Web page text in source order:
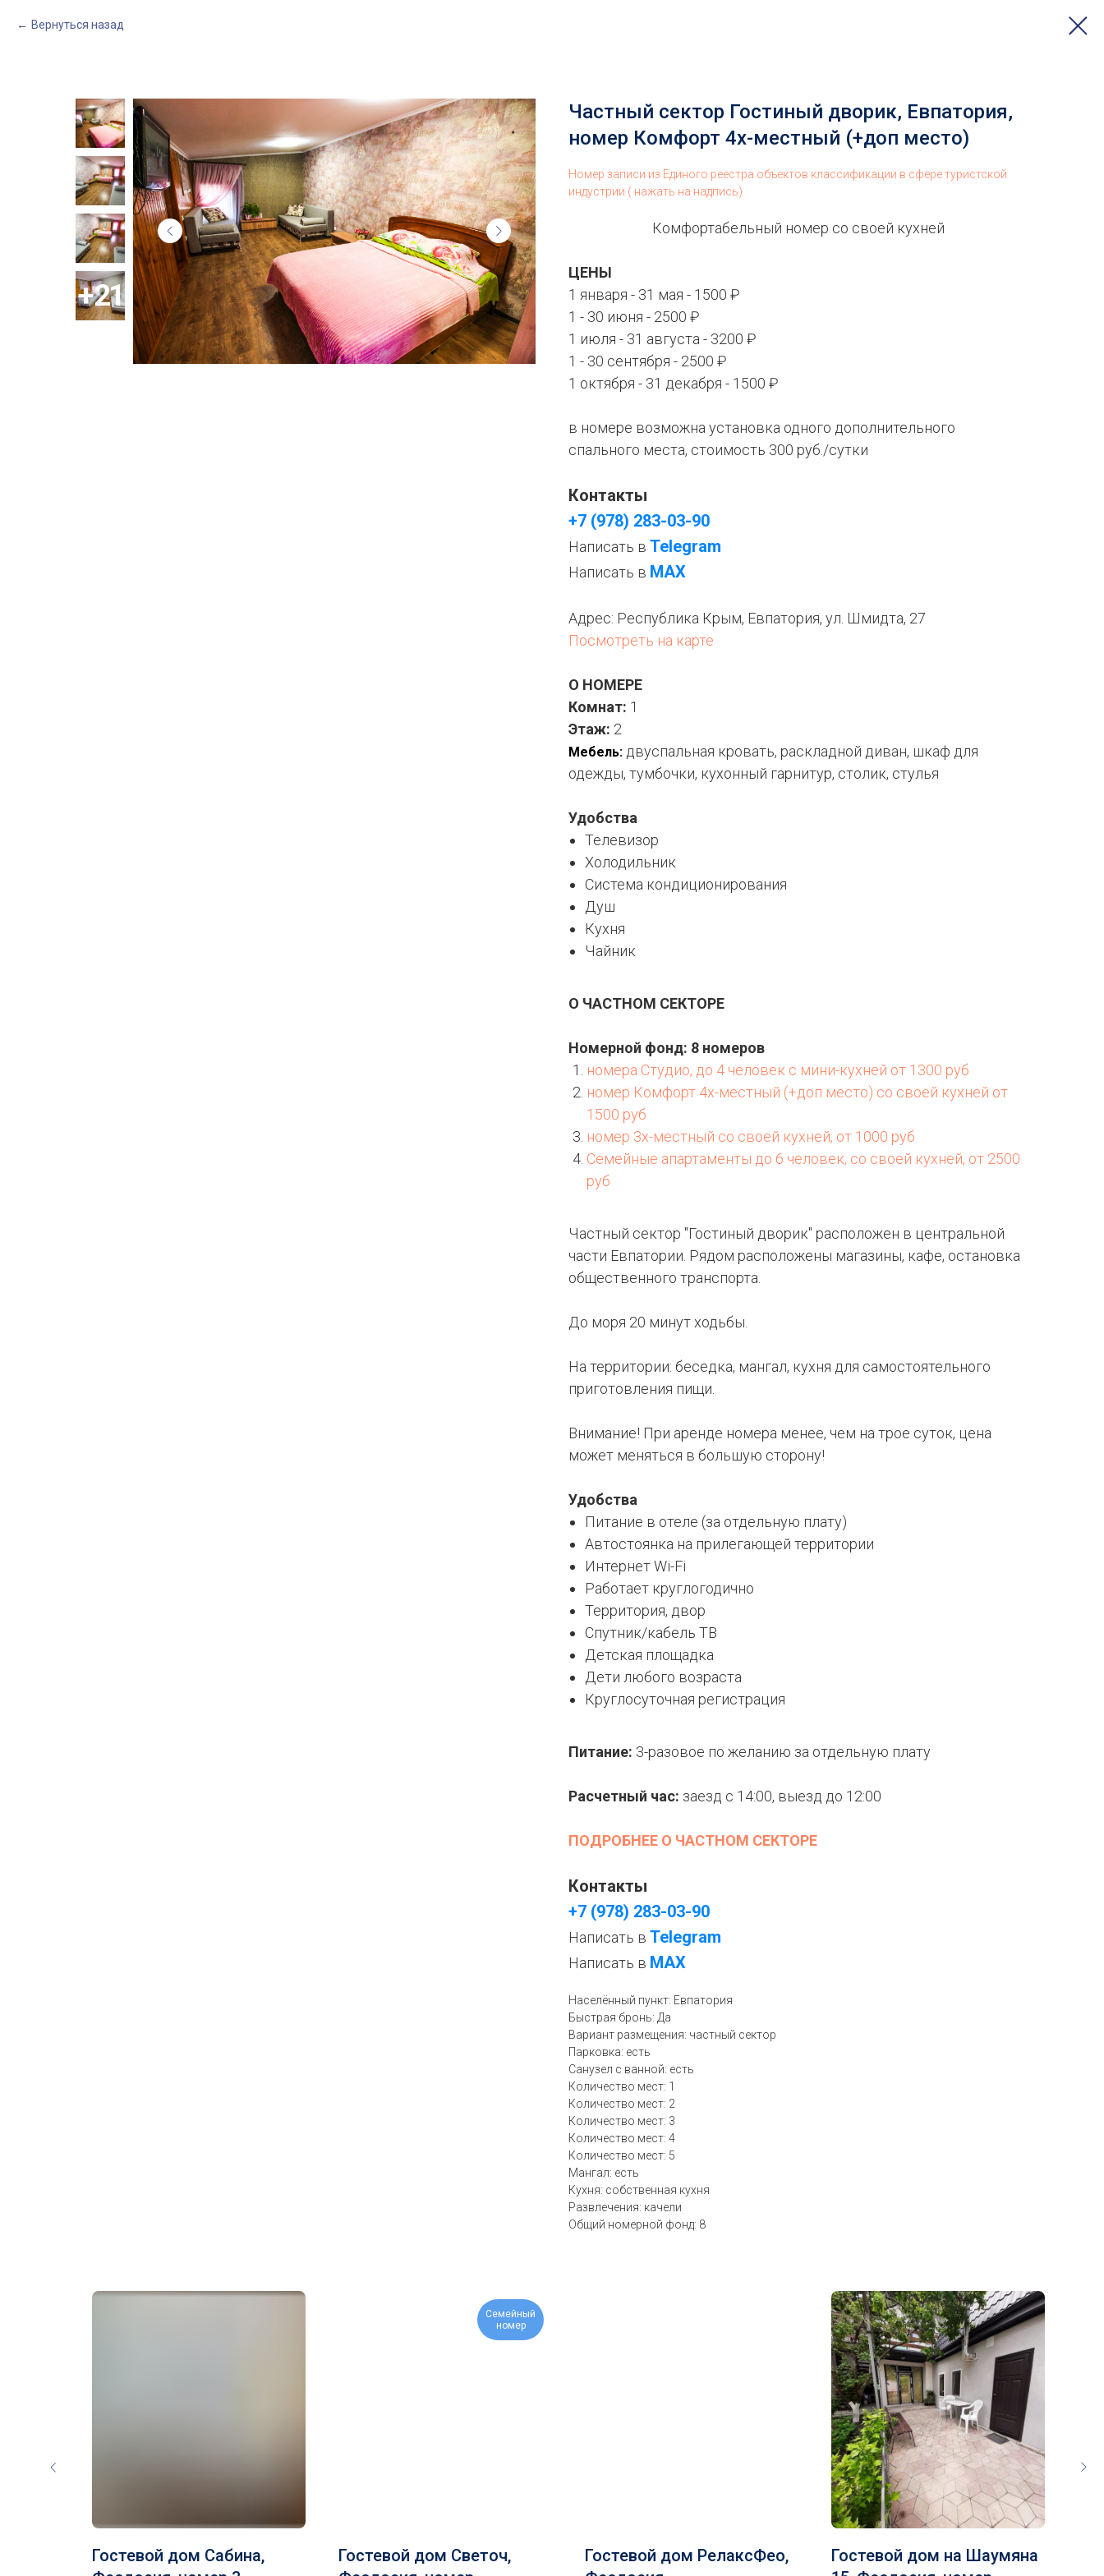
Вернуться назад
Частный сектор Гостиный дворик, Евпатория,
номер Комфорт 4х-местный (+доп место)
Номер записи из Единого реестра объектов классификации в сфере туристской
индустрии ( нажать на надпись)
Комфортабельный номер со своей кухней
ЦЕНЫ
1 января - 31 мая - 1500 ₽
1 - 30 июня - 2500 ₽
1 июля - 31 августа - 3200 ₽
1 - 30 сентября - 2500 ₽
1 октября - 31 декабря - 1500 ₽
в номере возможна установка одного дополнительного
спального места, стоимость 300 руб./сутки
Контакты
+7 (978) 283-03-90
Написать в Telegram
Написать в МАХ
Адрес: Республика Крым, Евпатория, ул. Шмидта, 27
Посмотреть на карте
О НОМЕРЕ
Комнат: 1
Этаж: 2
Мебель: двуспальная кровать, раскладной диван, шкаф для
одежды, тумбочки, кухонный гарнитур, столик, стулья
Удобства
Телевизор
Холодильник
Система кондиционирования
Душ
Кухня
Чайник
О ЧАСТНОМ СЕКТОРЕ
Номерной фонд: 8 номеров
номера Студио, до 4 человек с мини-кухней от 1300 руб
номер Комфорт 4х-местный (+доп место) со своей кухней от
1500 руб
номер 3х-местный со своей кухней, от 1000 руб
Семейные апартаменты до 6 человек, со своей кухней, от 2500
руб
Частный сектор "Гостиный дворик" расположен в центральной
части Евпатории. Рядом расположены магазины, кафе, остановка
общественного транспорта.
До моря 20 минут ходьбы.
На территории: беседка, мангал, кухня для самостоятельного
приготовления пищи.
Внимание! При аренде номера менее, чем на трое суток, цена
может меняться в большую сторону!
Удобства
Питание в отеле (за отдельную плату)
Автостоянка на прилегающей территории
Интернет Wi-Fi
Работает круглогодично
Территория, двор
Спутник/кабель ТВ
Детская площадка
Дети любого возраста
Круглосуточная регистрация
Питание: 3-разовое по желанию за отдельную плату
Расчетный час: заезд с 14:00, выезд до 12:00
ПОДРОБНЕЕ О ЧАСТНОМ СЕКТОРЕ
Контакты
+7 (978) 283-03-90
Написать в Telegram
Написать в МАХ
Населённый пункт: Евпатория
Быстрая бронь: Да
Вариант размещения: частный сектор
Парковка: есть
Санузел с ванной: есть
Количество мест: 1
Количество мест: 2
Количество мест: 3
Количество мест: 4
Количество мест: 5
Мангал: есть
Кухня: собственная кухня
Развлечения: качели
Общий номерной фонд: 8
Гостевой дом Сабина,
Семейный
номер
Гостевой дом Светоч,
Гостевой дом РелаксФео,
Гостевой дом на Шаумяна